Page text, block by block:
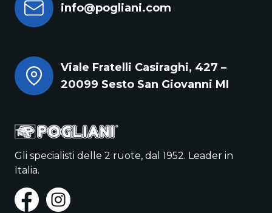
info@pogliani.com
Viale Fratelli Casiraghi, 427 –
20099 Sesto San Giovanni MI
Gli specialisti delle 2 ruote, dal 1952. Leader in
Italia.